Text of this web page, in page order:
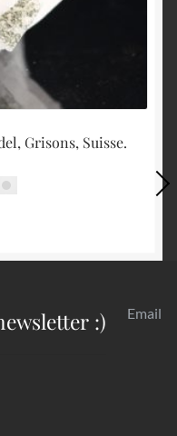
Grisons, Suisse.
:) Email